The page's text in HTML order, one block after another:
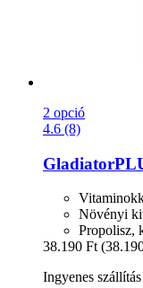
2 opció
4.6 (8)
Növényi
Propolisz,
38.190 Ft
Ingyenes